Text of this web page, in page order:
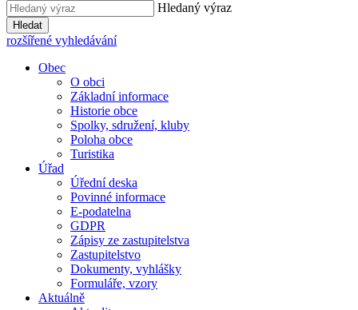
Hledaný výraz
Hledat
rozšířené vyhledávání
Obec
O obci
Základní informace
Historie obce
Spolky, sdružení, kluby
Poloha obce
Turistika
Úřad
Úřední deska
Povinné informace
E-podatelna
GDPR
Zápisy ze zastupitelstva
Zastupitelstvo
Dokumenty, vyhlášky
Formuláře, vzory
Aktuálně